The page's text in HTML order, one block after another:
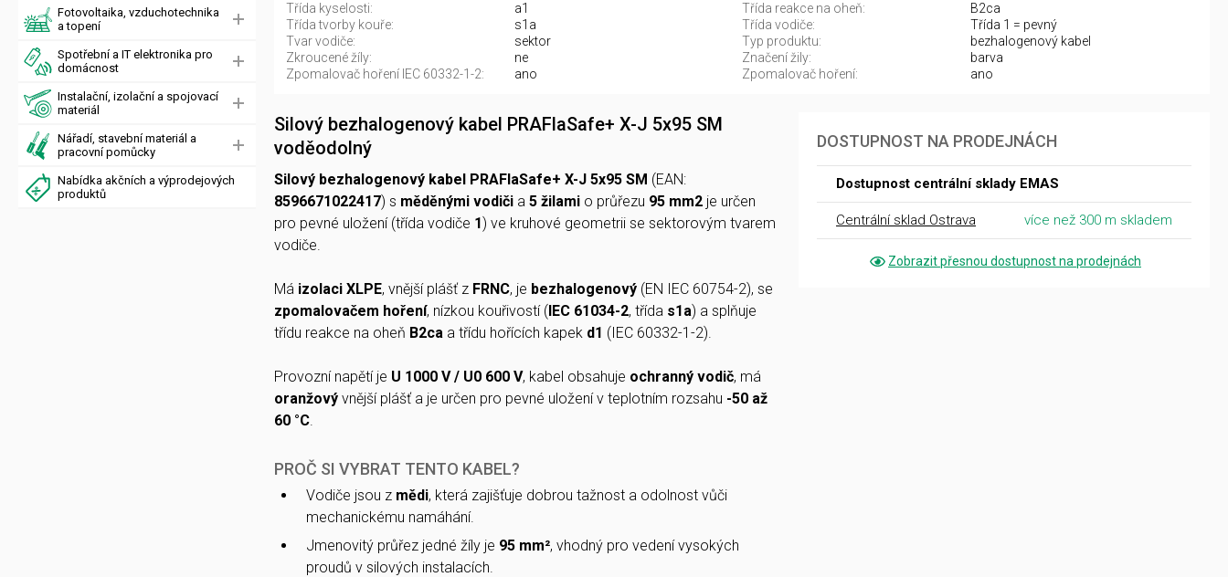
Fotovoltaika, vzduchotechnika
a topení
Spotřební a IT elektronika pro
domácnost
Instalační, izolační a spojovací
materiál
Nářadí, stavební materiál a
pracovní pomůcky
Nabídka akčních a výprodejových
produktů
Třída kyselosti:
a1 Třída reakce na oheň:
B2ca
Třída tvorby kouře:
s1a Třída vodiče:
Třída 1 = pevný
Tvar vodiče:
sektor Typ produktu:
bezhalogenový kabel
Zkroucené žíly:
ne Značení žily:
barva
Zpomalovač hoření IEC 60332-1-2:
ano Zpomalovač hoření: ano
Silový bezhalogenový kabel PRAFlaSafe+ X-J 5x95 SM
voděodolný
Silový bezhalogenový kabel PRAFlaSafe+ X-J 5x95 SM (EAN:
8596671022417) s měděnými vodiči a 5 žilami o průřezu 95 mm2 je určen
pro pevné uložení (třída vodiče 1) ve kruhové geometrii se sektorovým tvarem
vodiče.
Má izolaci XLPE, vnější plášť z FRNC, je bezhalogenový (EN IEC 60754-2), se
zpomalovačem hoření, nízkou kouřivostí (IEC 61034-2, třída s1a) a splňuje
třídu reakce na oheň B2ca a třídu hořících kapek d1 (IEC 60332-1-2).
Provozní napětí je U 1000 V / U0 600 V, kabel obsahuje ochranný vodič, má
oranžový vnější plášť a je určen pro pevné uložení v teplotním rozsahu -50 až
60 °C.
PROČ SI VYBRAT TENTO KABEL?
Vodiče jsou z mědi, která zajišťuje dobrou tažnost a odolnost vůči
mechanickému namáhání.
Jmenovitý průřez jedné žíly je 95 mm², vhodný pro vedení vysokých
proudů v silových instalacích.
DOSTUPNOST NA PRODEJNÁCH
Dostupnost centrální sklady EMAS
Centrální sklad Ostrava více než 300 m skladem
Zobrazit přesnou dostupnost na prodejnách